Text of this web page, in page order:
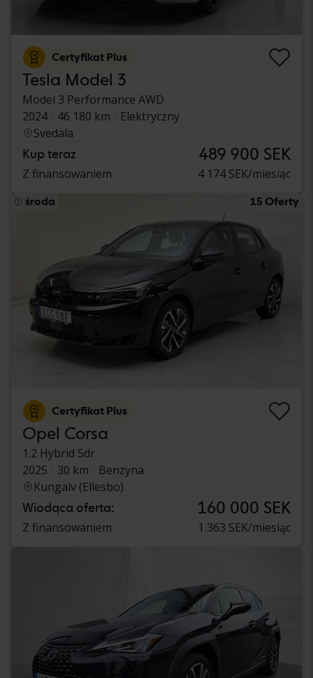
Certyfikat Plus
Tesla Model 3
Model 3 Performance AWD
2024
46 180 km
Elektryczny
Svedala
Kup teraz 489 900 SEK
Z finansowaniem 4 174 SEK/miesiąc
środa 15 Oferty
Certyfikat Plus
Opel Corsa
1.2 Hybrid 5dr
2025
30 km
Benzyna
Kungälv (Ellesbo)
Wiodąca oferta: 160 000 SEK
Z finansowaniem 1 363 SEK/miesiąc